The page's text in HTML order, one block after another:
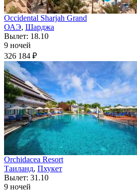
Occidental Sharjah Grand
ОАЭ, Шарджа
Вылет: 18.10
9 ночей
326 184 ₽
Orchidacea Resort
Таиланд, Пхукет
Вылет: 31.10
9 ночей